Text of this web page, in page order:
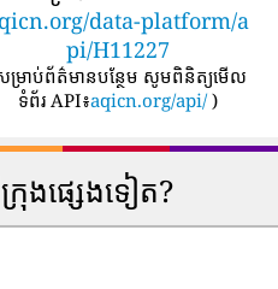
data-platform/a
pi/H11227
ម្រាប់ព័ត៌មានបន្ថែម សូមពិនិត្យមើល
ទំព័រ API៖aqicn.org/api/ )
ងផ្សេងទៀត?